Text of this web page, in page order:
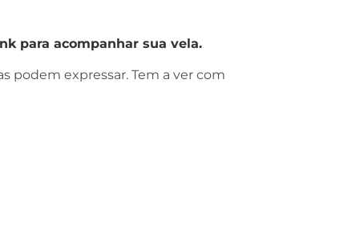
para acompanhar sua vela.
podem expressar. Tem a ver com